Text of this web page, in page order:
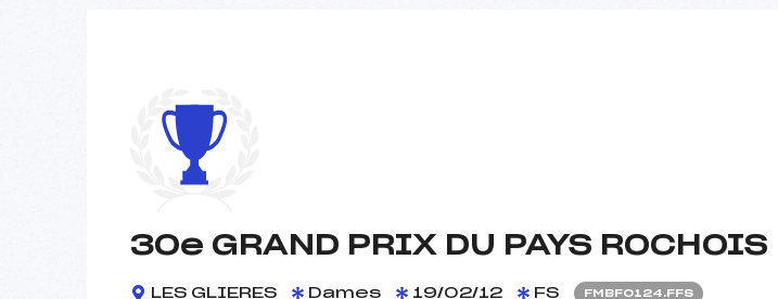
30e GRAND PRIX DU PAYS ROCHOIS
LES GLIERES Dames 19/02/12 FS FMBF0124.FFS